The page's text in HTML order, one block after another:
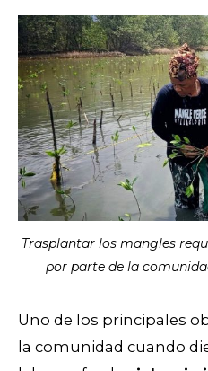
Trasplantar los mangles
por parte de la
Uno de los principales
la comunidad cuando